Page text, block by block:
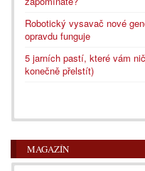
Robotický vysavač nové
opravdu funguje
5 jarních pastí, které vám
konečně přelstít)
MAGAZÍN